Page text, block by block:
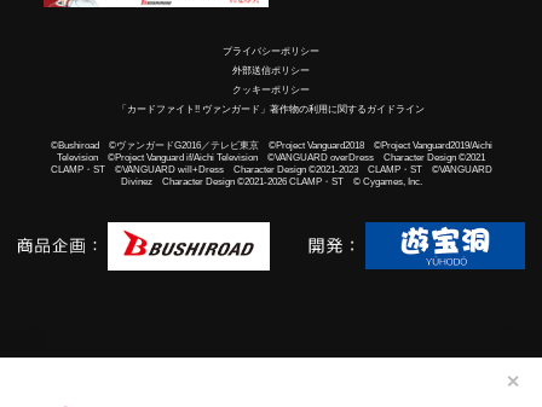
✕
プライバシーポリシー
外部送信ポリシー
クッキーポリシー
「カードファイト!! ヴァンガード」著作物の利用に関するガイドライン
©Bushiroad ©ヴァンガードG2016／テレビ東京 ©Project Vanguard2018 ©Project Vanguard2019/Aichi
Television ©Project Vanguard if/Aichi Television ©VANGUARD overDress Character Design ©2021
CLAMP・ST ©VANGUARD will+Dress Character Design ©2021-2023 CLAMP・ST ©VANGUARD
Divinez Character Design ©2021-2026 CLAMP・ST © Cygames, Inc.